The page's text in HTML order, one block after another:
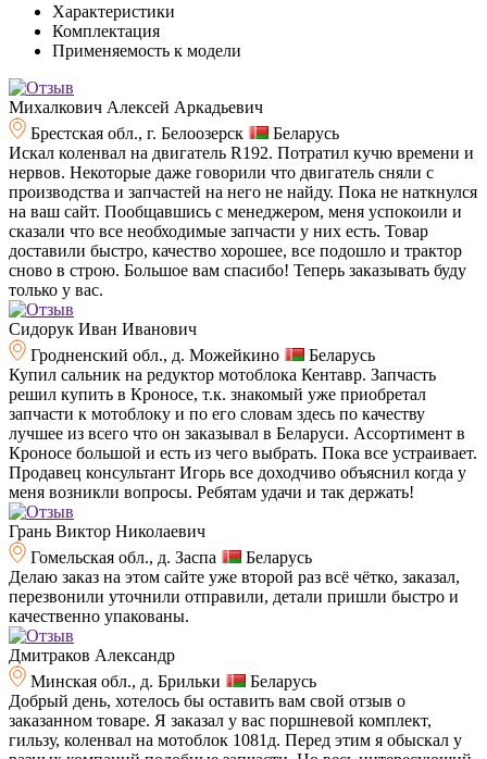
Характеристики
Комплектация
Применяемость к модели
Михалкович Алексей Аркадьевич
Брестская обл., г. Белоозерск
Беларусь
Искал коленвал на двигатель R192. Потратил кучю времени и
нервов. Некоторые даже говорили что двигатель сняли с
производства и запчастей на него не найду. Пока не наткнулся
на ваш сайт. Пообщавшись с менеджером, меня успокоили и
сказали что все необходимые запчасти у них есть. Товар
доставили быстро, качество хорошее, все подошло и трактор
сново в строю. Большое вам спасибо! Теперь заказывать буду
только у вас.
Сидорук Иван Иванович
Гродненский обл., д. Можейкино
Беларусь
Купил сальник на редуктор мотоблока Кентавр. Запчасть
решил купить в Кроносе, т.к. знакомый уже приобретал
запчасти к мотоблоку и по его словам здесь по качеству
лучшее из всего что он заказывал в Беларуси. Ассортимент в
Кроносе большой и есть из чего выбрать. Пока все устраивает.
Продавец консультант Игорь все доходчиво объяснил когда у
меня возникли вопросы. Ребятам удачи и так держать!
Грань Виктор Николаевич
Гомельская обл., д. Заспа
Беларусь
Делаю заказ на этом сайте уже второй раз всё чётко, заказал,
перезвонили уточнили отправили, детали пришли быстро и
качественно упакованы.
Дмитраков Александр
Минская обл., д. Брильки
Беларусь
Добрый день, хотелось бы оставить вам свой отзыв о
заказанном товаре. Я заказал у вас поршневой комплект,
гильзу, коленвал на мотоблок 1081д. Перед этим я обыскал у